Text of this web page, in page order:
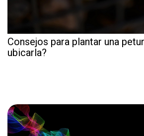
Consejos para plantar una
ubicarla?